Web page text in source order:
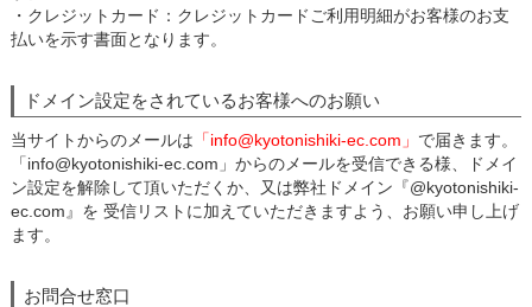
・クレジットカード：クレジットカードご利用明細がお客様のお支
払いを示す書面となります。
ドメイン設定をされているお客様へのお願い
当サイトからのメールは 「info@kyotonishiki-ec.com」 で届きます。
「info@kyotonishiki-ec.com」からのメールを受信できる様、ドメイ
ン設定を解除して頂いただくか、又は弊社ドメイン『@kyotonishiki-
ec.com』を 受信リストに加えていただきますよう、お願い申し上げ
ます。
お問合せ窓口